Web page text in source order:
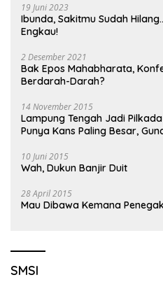
19 Juni 2023
Ibunda, Sakitmu Sudah
Engkau!
2 Desember 2021
Bak Epos Mahabharata,
Berdarah-Darah?
14 November 2015
Lampung Tengah Jadi
Punya Kans Paling Besar,
10 Juni 2015
Wah, Dukun Banjir Duit
28 April 2015
Mau Dibawa Kemana
SMSI